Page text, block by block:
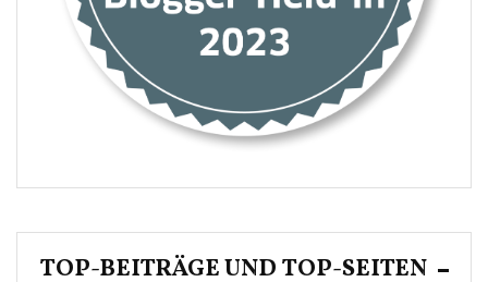
TOP-BEITRÄGE UND TOP-SEITEN